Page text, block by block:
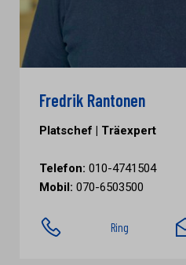
Fredrik Rantonen
Platschef | Träexpert
Telefon: 010-4741504
Mobil: 070-6503500
Ring